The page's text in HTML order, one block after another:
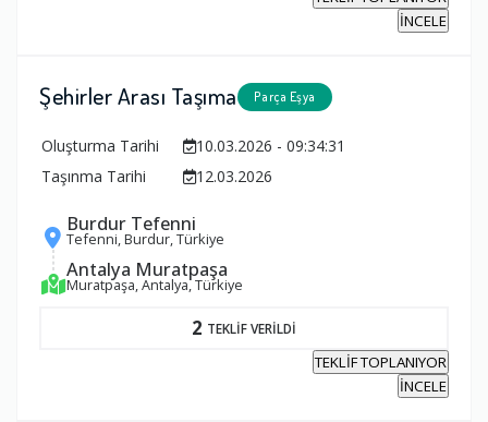
İNCELE
Şehirler Arası Taşıma Parça Eşya
Oluşturma Tarihi
10.03.2026 - 09:34:31
Taşınma Tarihi
12.03.2026
Burdur Tefenni
Tefenni, Burdur, Türkiye
Antalya Muratpaşa
Muratpaşa, Antalya, Türkiye
2 TEKLİF VERİLDİ
TEKLİF TOPLANIYOR
İNCELE